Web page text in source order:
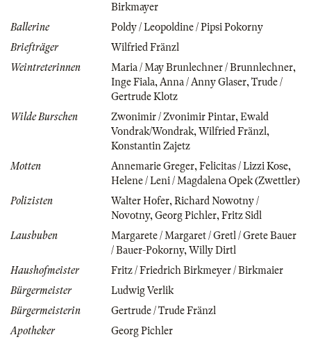
Birkmayer
Ballerine
Poldy / Leopoldine / Pipsi Pokorny
Briefträger
Wilfried Fränzl
Weintreterinnen
Maria / May Brunlechner / Brunnlechner,
Inge Fiala, Anna / Anny Glaser, Trude /
Gertrude Klotz
Wilde Burschen
Zwonimir / Zvonimir Pintar, Ewald
Vondrak/Wondrak, Wilfried Fränzl ,
Konstantin Zajetz
Motten
Annemarie Greger, Felicitas / Lizzi Kose,
Helene / Leni / Magdalena Opek (Zwettler)
Polizisten
Walter Hofer, Richard Nowotny /
Novotny, Georg Pichler, Fritz Sidl
Lausbuben
Margarete / Margaret / Gretl / Grete Bauer
/ Bauer-Pokorny, Willy Dirtl
Haushofmeister
Fritz / Friedrich Birkmeyer / Birkmaier
Bürgermeister
Ludwig Verlik
Bürgermeisterin
Gertrude / Trude Fränzl
Apotheker
Georg Pichler